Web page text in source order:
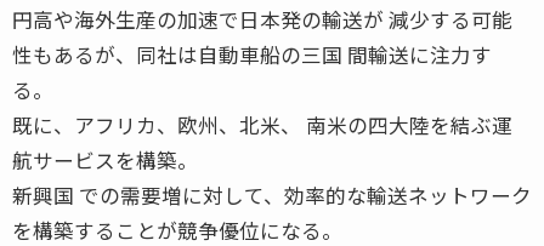
円高や海外生産の加速で日本発の輸送が 減少する可能
性もあるが、同社は自動車船の三国 間輸送に注力す
る。
既に、アフリカ、欧州、北米、 南米の四大陸を結ぶ運
航サービスを構築。
新興国 での需要増に対して、効率的な輸送ネットワーク
を構築することが競争優位になる。